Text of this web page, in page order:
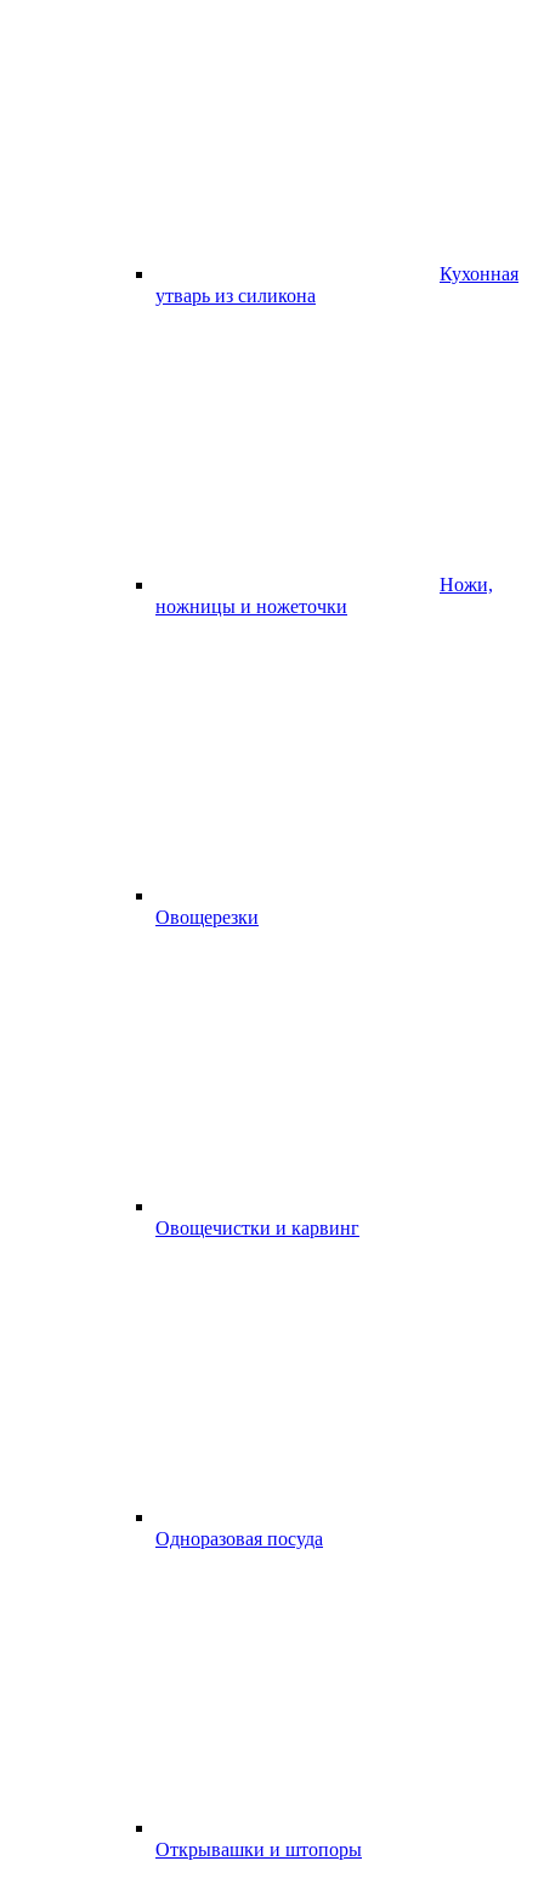
Кухонная
утварь из силикона
Ножи,
ножницы и ножеточки
Овощерезки
Овощечистки и карвинг
Одноразовая посуда
Открывашки и штопоры